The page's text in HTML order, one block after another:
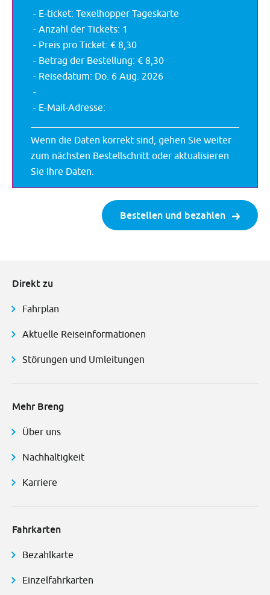
E-ticket: Texelhopper Tageskarte
Anzahl der Tickets: 1
Preis pro Ticket: € 8,30
Betrag der Bestellung: € 8,30
Reisedatum: Do. 6 Aug. 2026
E-Mail-Adresse:
Wenn die Daten korrekt sind, gehen Sie weiter
zum nächsten Bestellschritt oder aktualisieren
Sie Ihre Daten.
Bestellen und bezahlen
Direkt zu
Fahrplan
Aktuelle Reiseinformationen
Störungen und Umleitungen
Mehr Breng
Über uns
Nachhaltigkeit
Karriere
Fahrkarten
Bezahlkarte
Einzelfahrkarten